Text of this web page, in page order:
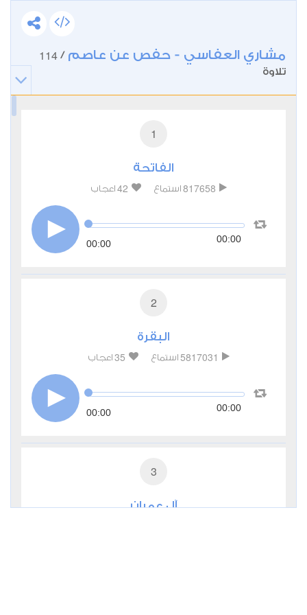
مشاري العفاسي - حفص عن عاصم /
114
تلاوة
1
الفاتحة
817658 استماع 42 اعجاب
00:00 00:00
2
البقرة
5817031 استماع 35 اعجاب
00:00 00:00
3
آل عمران